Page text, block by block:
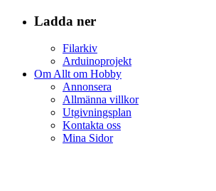
Ladda ner
Filarkiv
Arduinoprojekt
Om Allt om Hobby
Annonsera
Allmänna villkor
Utgivningsplan
Kontakta oss
Mina Sidor